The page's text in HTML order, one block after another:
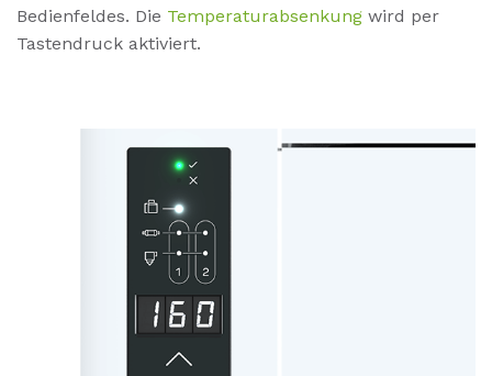
Bedienfeldes. Die Temperaturabsenkung wird per
Tastendruck aktiviert.